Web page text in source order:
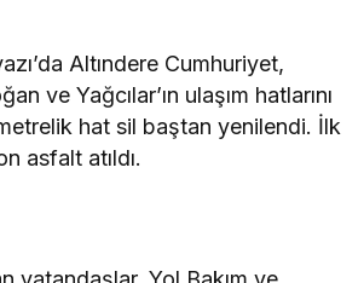
Altındere Cumhuriyet,
ve Yağcılar’ın ulaşım hatlarını
hat sil baştan yenilendi. İlk
asfalt atıldı.